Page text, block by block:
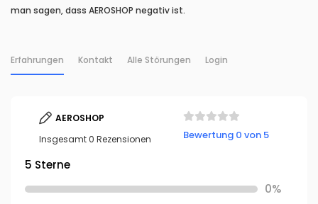
man sagen, dass AEROSHOP negativ ist.
Erfahrungen Kontakt Alle Störungen Login
AEROSHOP
Insgesamt 0 Rezensionen
Bewertung 0 von 5
5 Sterne
0%